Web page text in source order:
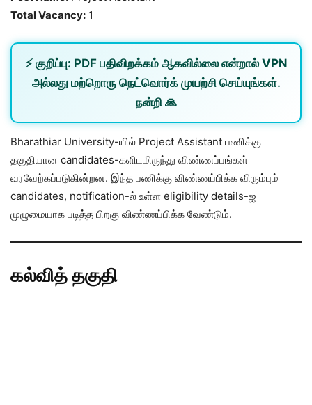
Total Vacancy: 1
⚡ குறிப்பு: PDF பதிவிறக்கம் ஆகவில்லை என்றால் VPN
அல்லது மற்றொரு நெட்வொர்க்முயற்சி செய்யுங்கள்.
நன்றி 🙏
Bharathiar University-யில் Project Assistant பணிக்கு
தகுதியான candidates-களிடமிருந்து விண்ணப்பங்கள்
வரவேற்கப்படுகின்றன. இந்த பணிக்கு விண்ணப்பிக்க விரும்பும்
candidates, notification-ல் உள்ள eligibility details-ஐ
முழுமையாக படித்த பிறகு விண்ணப்பிக்க வேண்டும்.
கல்வித் தகுதி